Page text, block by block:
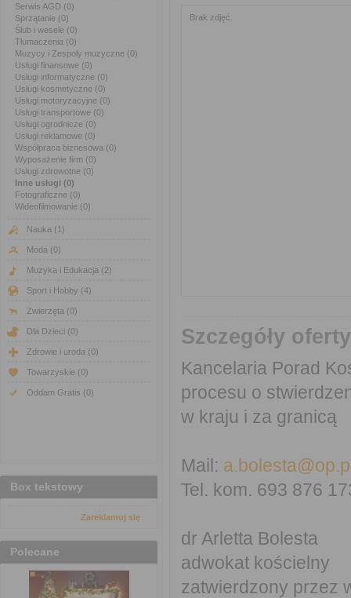
Serwis AGD (0)
Sprzątanie (0)
Ślub i wesele (0)
Tłumaczenia (0)
Muzycy i Zespoły muzyczne (0)
Usługi finansowe (0)
Usługi informatyczne (0)
Usługi kosmetyczne (0)
Usługi motoryzacyjne (0)
Usługi transportowe (0)
Usługi ogrodnicze (0)
Usługi reklamowe (0)
Współpraca biznesowa (0)
Wyposażenie firm (0)
Usługi zdrowotne (0)
Inne usługi (0)
Fotograficzne (0)
Wideofilmowanie (0)
Nauka (1)
Moda (0)
Muzyka i Edukacja (2)
Sport i Hobby (4)
Zwierzęta (0)
Dla Dzieci (0)
Zdrowie i uroda (0)
Towarzyskie (0)
Oddam Gratis (0)
Box tekstowy
Zareklamuj się
Polecane
Brak zdjęć.
Szczegóły
Kancelaria Porad
procesu o
w kraju i za granicą
Mail:
Tel. kom. 693 876
dr Arletta Bolesta
adwokat kościelny
zatwierdzony przez